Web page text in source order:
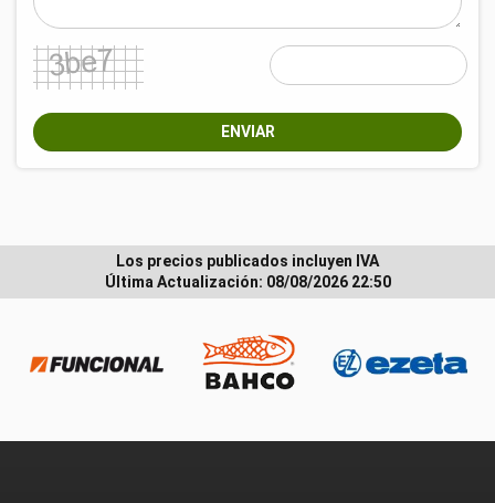
ENVIAR
Los precios publicados incluyen IVA
Última Actualización: 08/08/2026 22:50